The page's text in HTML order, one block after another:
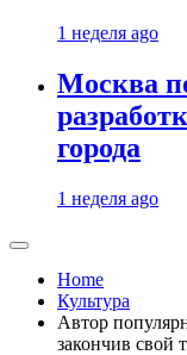
1 неделя ago
Москва
города
1 неделя ago
Home
Культура
Автор
закончив свой